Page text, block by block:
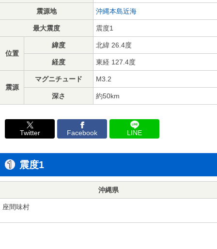
震源地 沖縄本島近海
最大震度 震度1
位置
緯度 北緯 26.4度
経度 東経 127.4度
震源
マグニチュード M3.2
深さ 約50km
Twitter Facebook LINE
震度1
沖縄県
座間味村